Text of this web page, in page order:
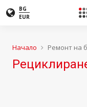
BG
EUR
Начало Ремонт на